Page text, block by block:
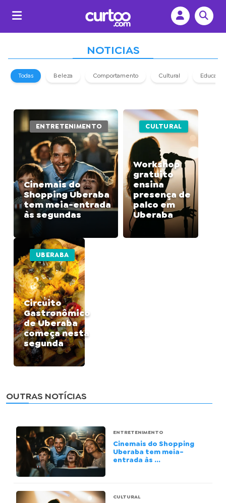
NOTICIAS
Todas Beleza Comportamento Cultural Educação
ENTRETENIMENTO
Cinemais do
Shopping Uberaba
tem meia-entrada
às segundas
CULTURAL
Workshop
gratuito
ensina
presença de
palco em
Uberaba
UBERABA
Circuito
Gastronômico
de Uberaba
começa nesta
segunda
OUTRAS NOTÍCIAS
ENTRETENIMENTO
Cinemais do Shopping
Uberaba tem meia-
entrada às ...
CULTURAL